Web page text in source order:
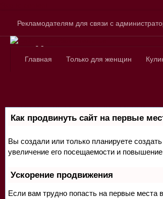
Рекламодателям для связи с
Сайт для
Главная Только для женщин
Как продвинуть сайт на первые
Вы создали или только планируете
увеличение его посещаемости и
Ускорение продвижения
Если вам трудно попасть на первые места